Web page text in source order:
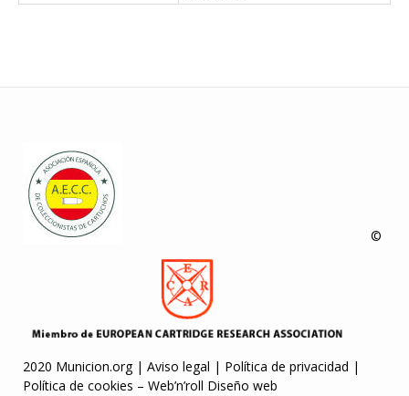
©
2020 Municion.org | Aviso legal | Política de privacidad |
Política de cookies – Web’n’roll Diseño web